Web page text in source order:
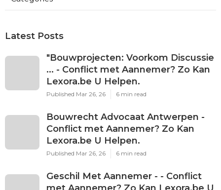
Latest Posts
"Bouwprojecten: Voorkom Discussie
... - Conflict met Aannemer? Zo Kan
Lexora.be U Helpen.
Published Mar 26, 26 6 min read
Bouwrecht Advocaat Antwerpen -
Conflict met Aannemer? Zo Kan
Lexora.be U Helpen.
Published Mar 26, 26 6 min read
Geschil Met Aannemer - - Conflict